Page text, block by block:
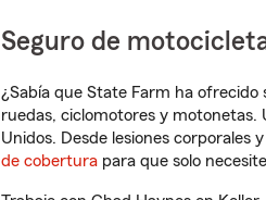
Seguro de
¿Sabía que State Farm ha
ruedas, ciclomotores y motonetas.
Unidos. Desde lesiones corporales
de cobertura para que solo